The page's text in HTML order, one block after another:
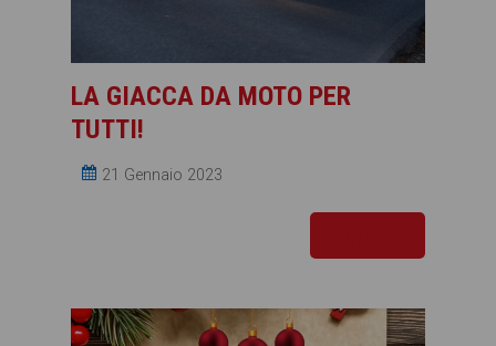
LA GIACCA DA MOTO PER
TUTTI!
21 Gennaio 2023